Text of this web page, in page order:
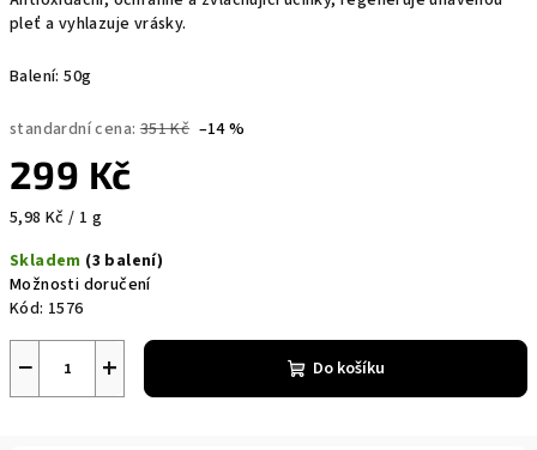
pleť a vyhlazuje vrásky.
Balení: 50g
standardní cena: 351 Kč –14 %
299 Kč
Měrná
5,98 Kč / 1 g
Skladem (3 balení)
Možnosti doručení
Kód: 1576
+
− Do košíku